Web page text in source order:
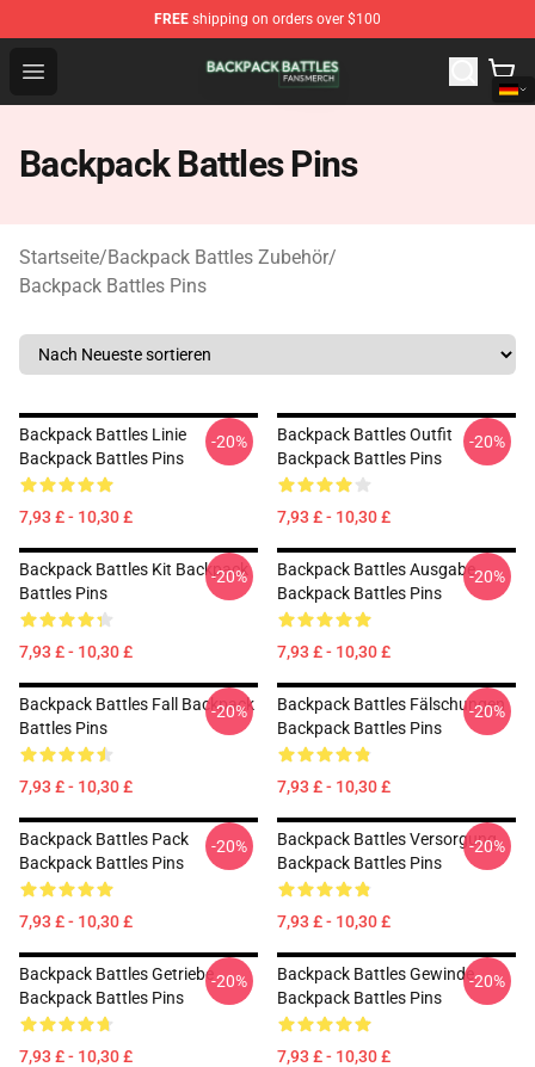
FREE shipping on orders over $100
Open menu
Backpack Battles Shop - Official Backpack Battles
Backpack Battles Pins
Startseite/Backpack Battles Zubehör/
Backpack Battles Pins
Backpack Battles Linie
Backpack Battles Pins
7,93 £ - 10,30 £
-20%
Backpack Battles Outfit
Backpack Battles Pins
7,93 £ - 10,30 £
-20%
Backpack Battles Kit Backpack
Battles Pins
7,93 £ - 10,30 £
-20%
Backpack Battles Ausgabe
Backpack Battles Pins
7,93 £ - 10,30 £
-20%
Backpack Battles Fall Backpack
Battles Pins
7,93 £ - 10,30 £
-20%
Backpack Battles Fälschungen
Backpack Battles Pins
7,93 £ - 10,30 £
-20%
Backpack Battles Pack
Backpack Battles Pins
7,93 £ - 10,30 £
-20%
Backpack Battles Versorgung
Backpack Battles Pins
7,93 £ - 10,30 £
-20%
Backpack Battles Getriebe
Backpack Battles Pins
7,93 £ - 10,30 £
-20%
Backpack Battles Gewinde
Backpack Battles Pins
7,93 £ - 10,30 £
-20%